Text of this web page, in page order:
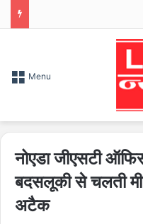
Menu
नोएडा जीएसटी
बदसलूकी से चलती
अटैक